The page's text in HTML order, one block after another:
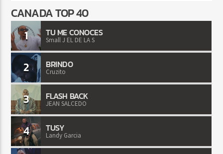
CANADA TOP 40
1 TU ME CONOCES
Small J EL DE LA S
2 BRINDO
Cruzito
3 FLASH BACK
JEAN SALCEDO
4 TUSY
Landy Garcia